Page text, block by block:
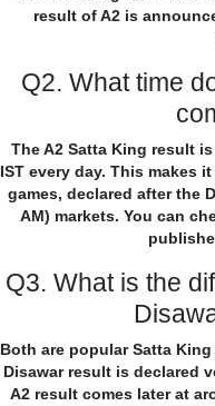
result of A2 is
Q2. What time
The A2 Satta King result
IST every day. This makes
games, declared after the
AM) markets. You can
Q3. What is the
Both are popular Satta
Disawar result is declared
A2 result comes later at